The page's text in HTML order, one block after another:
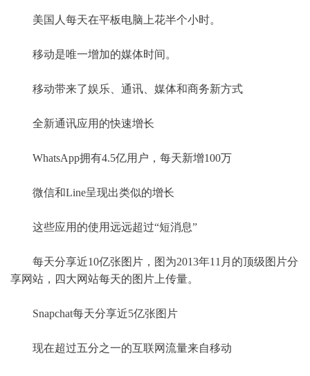
美国人每天在平板电脑上花半个小时。
移动是唯一增加的媒体时间。
移动带来了娱乐、通讯、媒体和商务新方式
全新通讯应用的快速增长
WhatsApp拥有4.5亿用户，每天新增100万
微信和Line呈现出类似的增长
这些应用的使用远远超过“短消息”
每天分享近10亿张图片，图为2013年11月的顶级图片分
享网站，四大网站每天的图片上传量。
Snapchat每天分享近5亿张图片
现在超过五分之一的互联网流量来自移动